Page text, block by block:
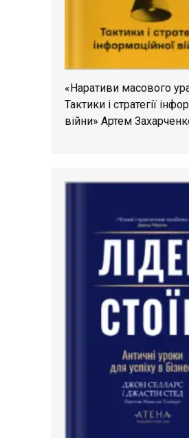
«Наративи масового
Тактики і стратегії
війни» Артем